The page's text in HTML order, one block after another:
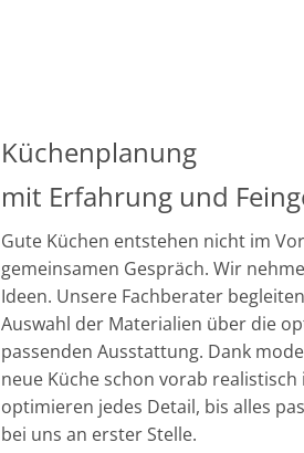
Küchenplanung
mit Erfahrung und
Gute Küchen entstehen nicht im
gemeinsamen Gespräch. Wir
Ideen. Unsere Fachberater
Auswahl der Materialien über die
passenden Ausstattung. Dank
neue Küche schon vorab
optimieren jedes Detail, bis alles
bei uns an erster Stelle.